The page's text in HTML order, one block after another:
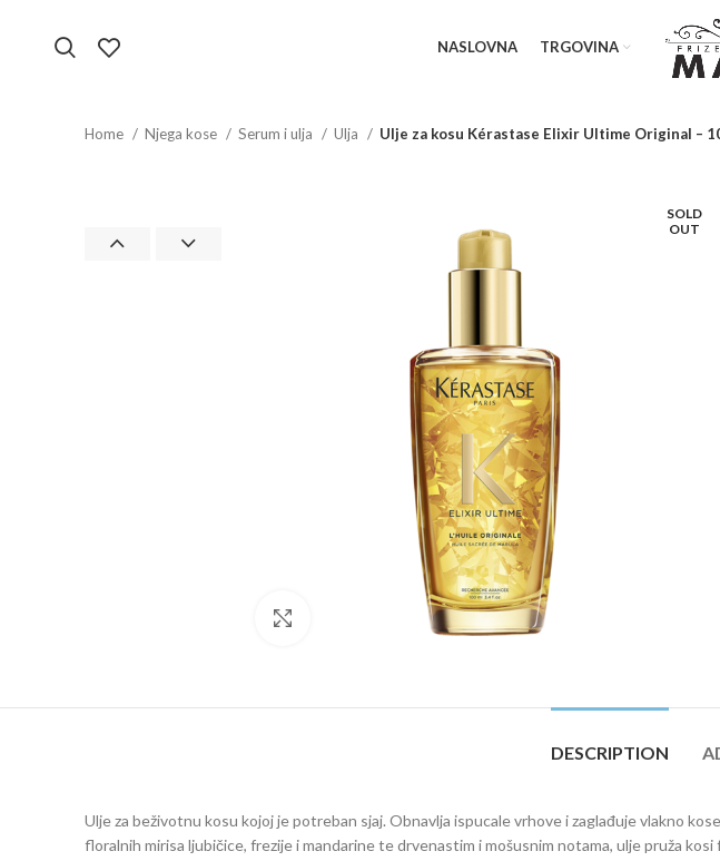
NASLOVNA TRGOVINA
Home Njega kose Serum i ulja Ulja Ulje za kosu Kérastase Elixir Ultime Original –
SOLD
OUT
DESCRIPTION
Ulje za beživotnu kosu kojoj je potreban sjaj. Obnavlja ispucale vrhove i zaglađuje vlakno
floralnih mirisa ljubičice, frezije i mandarine te drvenastim i mošusnim notama, ulje pruža